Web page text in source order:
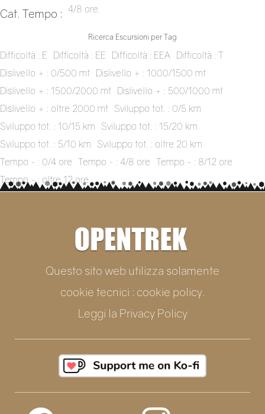
Cat. Tempo : 4/8 ore.
Ricerca Escursioni per Tag
Difficoltà : E Difficoltà : EE Difficoltà : EEA Difficoltà : T
Dislivello + : 0/500 mt Dislivello + : 1000/1500 mt
Dislivello + : 1500/2000 mt Dislivello + : 500/1000 mt
Dislivello + : oltre 2000 mt Sviluppo tot. : 0/5 km
Sviluppo tot. : 10/15 km Sviluppo tot. : 15/20 km
Sviluppo tot. : 5/10 km Sviluppo tot. : oltre 20 km
Tempo ~ : 0/4 ore Tempo ~ : 4/8 ore Tempo ~ : 8/12 ore
Tempo ~ : oltre 12 ore
Questo sito web utilizza solamente
cookie tecnici : cookie policy.
Leggi la Privacy Policy